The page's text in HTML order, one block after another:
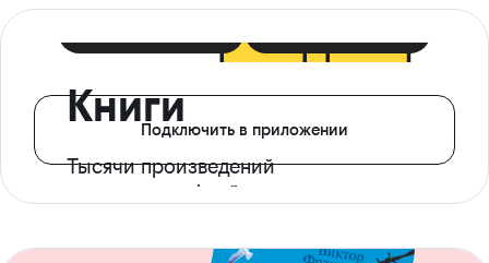
Книги
Тысячи произведений
с доступом офлайн
Подключить в приложении